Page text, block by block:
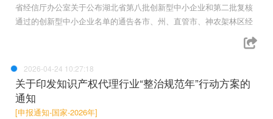
省经信厅办公室关于公布湖北省第八批创新型中小企业和第二批复核
通过的创新型中小企业名单的通告各市、州、直管市、神农架林区经
2026-04-24 10:27:18
关于印发知识产权代理行业“整治规范年”行动方案的
通知
[申报通知-国家-2026年]